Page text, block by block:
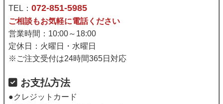
TEL： 072-851-5985
ご相談もお気軽に電話ください
営業時間：10:00～18:00
定休日：火曜日・水曜日
※ご注文受付は24時間365日対応
お支払方法
●クレジットカード